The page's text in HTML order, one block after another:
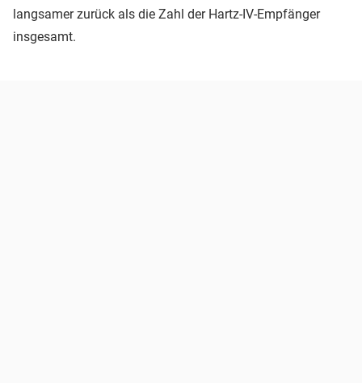
langsamer zurück als die Zahl der Hartz-IV-Empfänger
insgesamt.